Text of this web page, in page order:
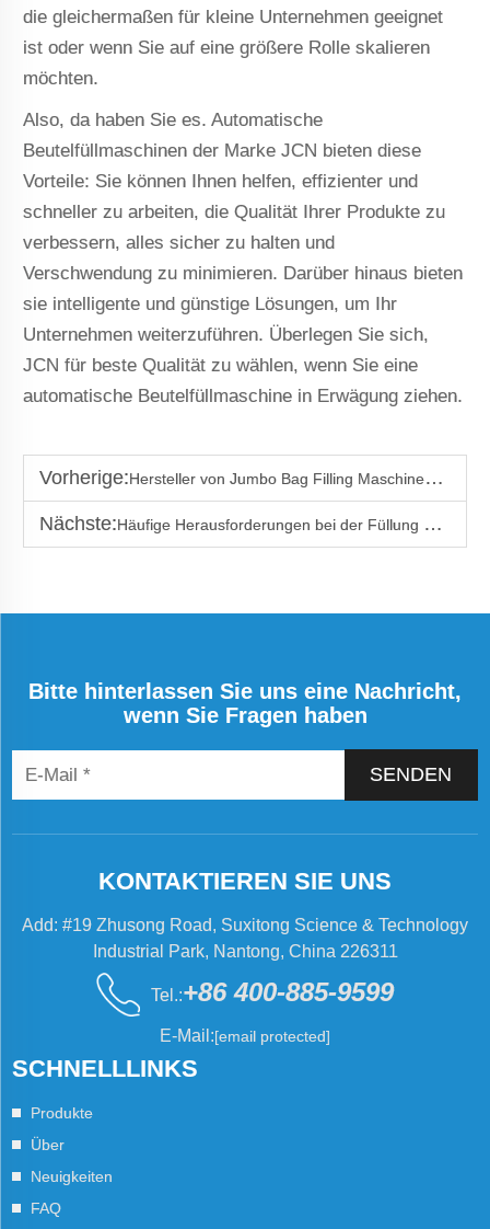
die gleichermaßen für kleine Unternehmen geeignet
ist oder wenn Sie auf eine größere Rolle skalieren
möchten.
Also, da haben Sie es. Automatische
Beutelfüllmaschinen der Marke JCN bieten diese
Vorteile: Sie können Ihnen helfen, effizienter und
schneller zu arbeiten, die Qualität Ihrer Produkte zu
verbessern, alles sicher zu halten und
Verschwendung zu minimieren. Darüber hinaus bieten
sie intelligente und günstige Lösungen, um Ihr
Unternehmen weiterzuführen. Überlegen Sie sich,
JCN für beste Qualität zu wählen, wenn Sie eine
automatische Beutelfüllmaschine in Erwägung ziehen.
Vorherige:Hersteller von Jumbo Bag Filling Maschinen aus China
Nächste:Häufige Herausforderungen bei der Füllung von Big Bags und wie man sie löst
Bitte hinterlassen Sie uns eine Nachricht,
wenn Sie Fragen haben
SENDEN
SCHNELLLINKS
Produkte
Über
Neuigkeiten
FAQ
KONTAKTIEREN SIE UNS
Add: #19 Zhusong Road, Suxitong Science & Technology
Industrial Park, Nantong, China 226311
Tel.:+86 400-885-9599
E-Mail:[email protected]